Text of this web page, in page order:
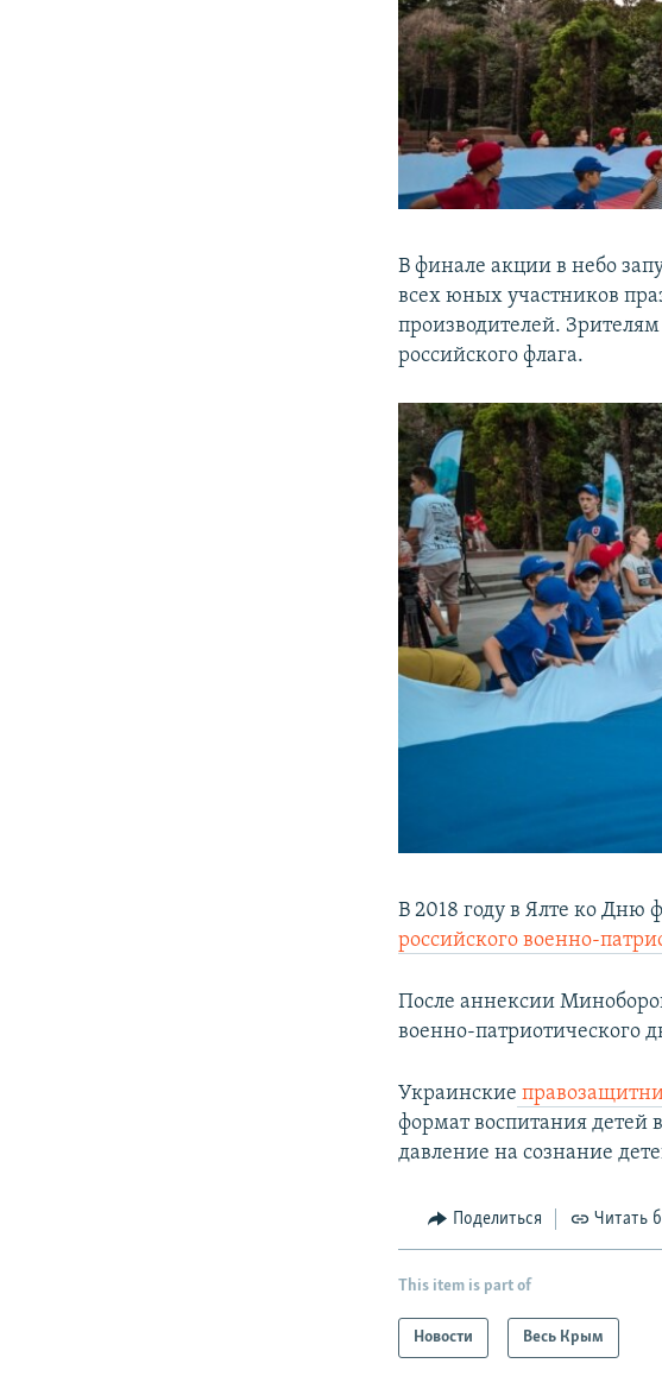
В финале акции в небо
всех юных участников
производителей.
российского флага.
В 2018 году в Ялте ко Дню
российского военно-
После аннексии
военно-
​Украинские
формат воспитания
давление на сознание
Поделиться Читать
This item is part of
Новости Весь Крым